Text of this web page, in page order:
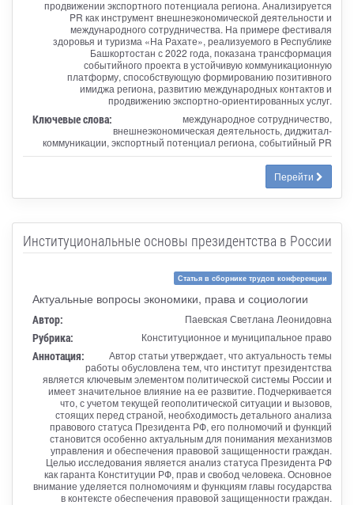
продвижении экспортного потенциала региона. Анализируется
PR как инструмент внешнеэкономической деятельности и
международного сотрудничества. На примере фестиваля
здоровья и туризма «На Рахате», реализуемого в Республике
Башкортостан с 2022 года, показана трансформация
событийного проекта в устойчивую коммуникационную
платформу, способствующую формированию позитивного
имиджа региона, развитию международных контактов и
продвижению экспортно-ориентированных услуг.
Ключевые слова:
международное сотрудничество,
внешнеэкономическая деятельность, диджитал-
коммуникации, экспортный потенциал региона, событийный PR
Перейти
Институциональные основы президентства в России
Статья в сборнике трудов конференции
Актуальные вопросы экономики, права и социологии
Автор: Паевская Светлана Леонидовна
Рубрика: Конституционное и муниципальное право
Аннотация:
Автор статьи утверждает, что актуальность темы
работы обусловлена тем, что институт президентства
является ключевым элементом политической системы России и
имеет значительное влияние на ее развитие. Подчеркивается
что, с учетом текущей геополитической ситуации и вызовов,
стоящих перед страной, необходимость детального анализа
правового статуса Президента РФ, его полномочий и функций
становится особенно актуальным для понимания механизмов
управления и обеспечения правовой защищенности граждан.
Целью исследования является анализ статуса Президента РФ
как гаранта Конституции РФ, прав и свобод человека. Основное
внимание уделяется полномочиям и функциям главы государства
в контексте обеспечения правовой защищенности граждан.